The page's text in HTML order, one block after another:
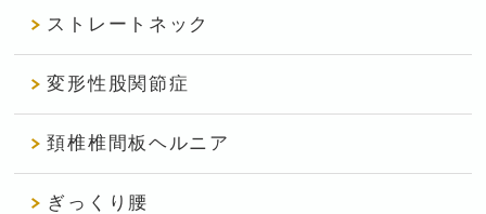
ストレートネック
変形性股関節症
頚椎椎間板ヘルニア
ぎっくり腰